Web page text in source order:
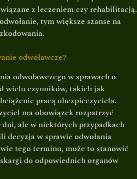
z leczeniem czy rehabilitacją.
tym większe szanse na
odwoławcze?
odwoławczego w sprawach o
wielu czynników, takich jak
pracą ubezpieczyciela.
ma obowiązek rozpatrzyć
ale w niektórych przypadkach
decyzja w sprawie odwołania
tego terminu, może to stanowić
do odpowiednich organów